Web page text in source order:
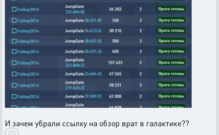
И зачем убрали ссылку на обзор врат в галактике??